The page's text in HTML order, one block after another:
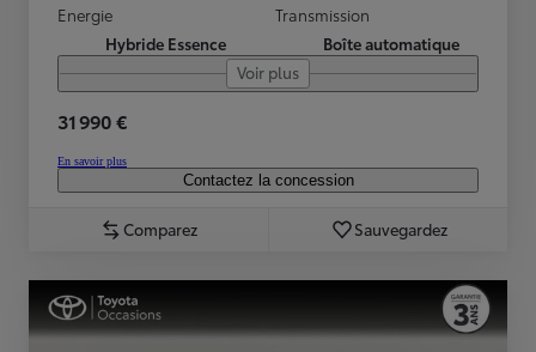
Energie
Hybride Essence
Transmission
Boîte automatique
Voir plus
31 990 €
En savoir plus
Contactez la concession
Comparez Sauvegardez